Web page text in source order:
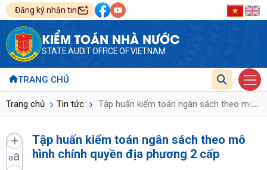
Đăng ký nhận tin
KIỂM TOÁN NHÀ NƯỚC
STATE AUDIT OFFICE OF VIETNAM
TRANG CHỦ
Trang chủ Tin tức Tập huấn kiểm toán ngân sách theo mô...
aa
Tập huấn kiểm toán ngân sách theo mô
hình chính quyền địa phương 2 cấp